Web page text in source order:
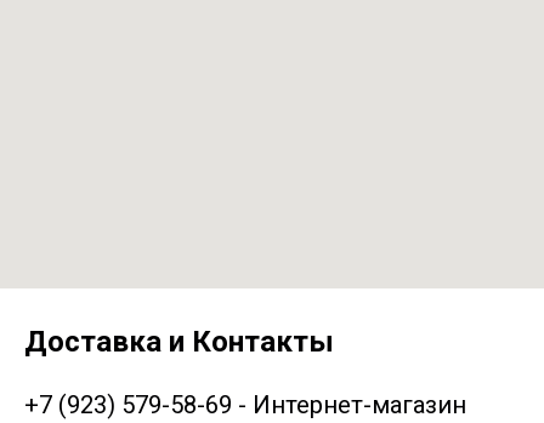
Доставка и Контакты
+7 (923) 579-58-69 - Интернет-магазин